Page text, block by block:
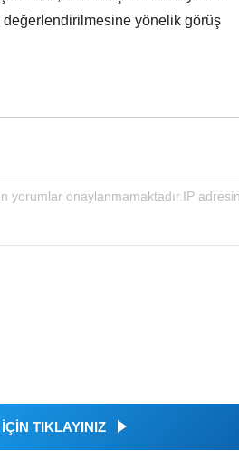
değerlendirilmesine yönelik görüş
TIKLAYINIZ